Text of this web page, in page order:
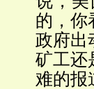
的，你
政府出
矿工还
难的报